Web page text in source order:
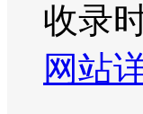
收录
网站